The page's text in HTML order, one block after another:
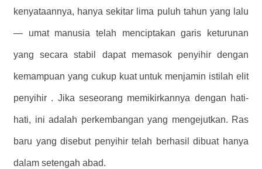
kenyataannya, hanya sekitar lima puluh tahun yang lalu
— umat manusia telah menciptakan garis keturunan
yang secara stabil dapat memasok penyihir dengan
kemampuan yang cukup kuat untuk menjamin istilah elit
penyihir . Jika seseorang memikirkannya dengan hati-
hati, ini adalah perkembangan yang mengejutkan. Ras
baru yang disebut penyihir telah berhasil dibuat hanya
dalam setengah abad.